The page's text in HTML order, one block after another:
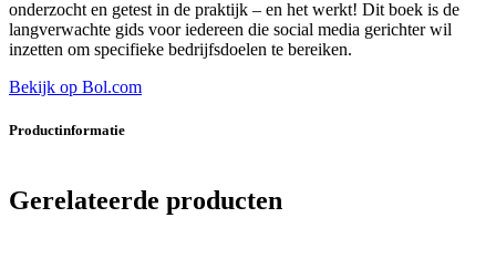
onderzocht en getest in de praktijk – en het werkt! Dit boek is de
langverwachte gids voor iedereen die social media gerichter wil
inzetten om specifieke bedrijfsdoelen te bereiken.
Bekijk op Bol.com
Productinformatie
Gerelateerde producten